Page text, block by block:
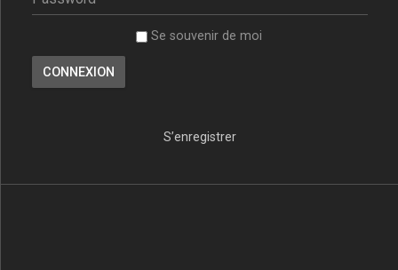
Se souvenir de moi
S’enregistrer